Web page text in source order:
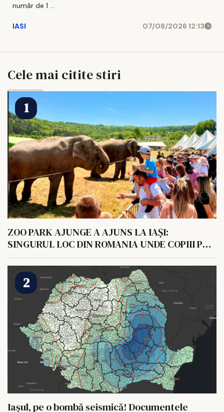
număr de 1 ...
IASI 07/08/2026 12:13
Cele mai citite stiri
ZOO PARK AJUNGE A AJUNS LA IAȘI:
SINGURUL LOC DIN ROMANIA UNDE COPIII POT
HRANI UN ELEFANT
Iașul, pe o bombă seismică! Documentele